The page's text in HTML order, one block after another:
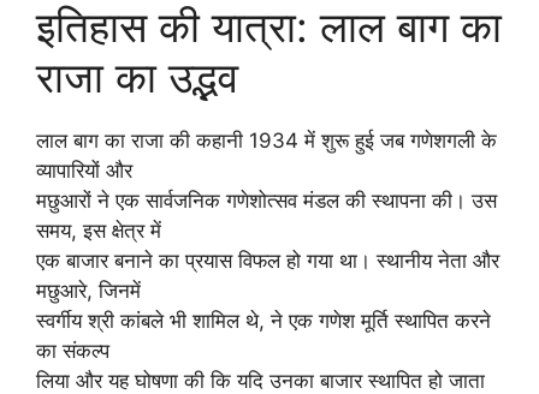
इतिहास की यात्रा: लाल बाग का
राजा का उद्भव
लाल बाग का राजा की कहानी 1934 में शुरू हुई जब गणेशगली के
व्यापारियों और
मछुआरों ने एक सार्वजनिक गणेशोत्सव मंडल की स्थापना की। उस
समय, इस क्षेत्र में
एक बाजार बनाने का प्रयास विफल हो गया था। स्थानीय नेता और
मछुआरे, जिनमें
स्वर्गीय श्री कांबले भी शामिल थे, ने एक गणेश मूर्ति स्थापित करने
का संकल्प
लिया और यह घोषणा की कि यदि उनका बाजार स्थापित हो जाता